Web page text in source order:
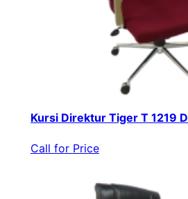
Kursi Direktur Tiger T 1219 D
Call for Price